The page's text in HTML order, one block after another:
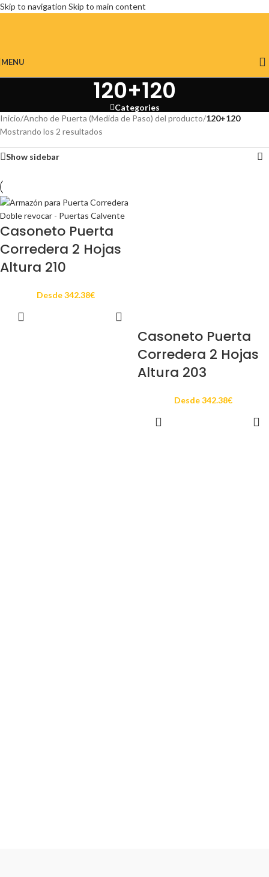
Skip to navigation Skip to main content
MENU
120+120
Categories
Inicio/Ancho de Puerta (Medida de Paso) del producto/120+120
Mostrando los 2 resultados
Show sidebar
Casoneto Puerta
Corredera 2 Hojas
Altura 210
Desde342.38€
Casoneto Puerta
Corredera 2 Hojas
Altura 203
Desde342.38€